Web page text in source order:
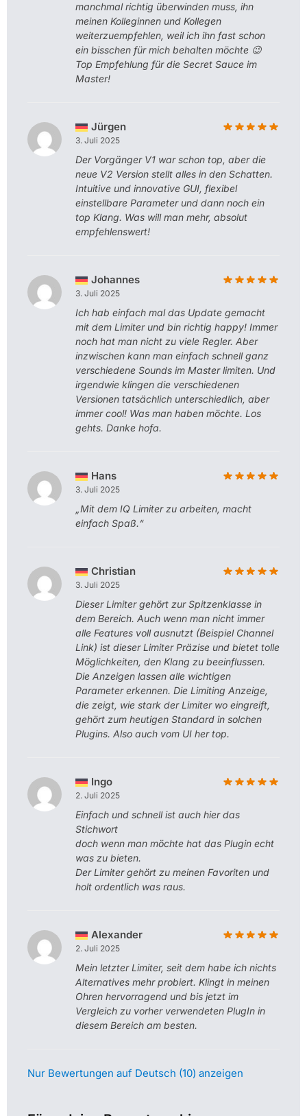
manchmal richtig überwinden muss, ihn
meinen Kolleginnen und Kollegen
weiterzuempfehlen, weil ich ihn fast schon
ein bisschen für mich behalten möchte 😉
Top Empfehlung für die Secret Sauce im
Master!
Jürgen
3. Juli 2025
Der Vorgänger V1 war schon top, aber die
neue V2 Version stellt alles in den Schatten.
Intuitive und innovative GUI, flexibel
einstellbare Parameter und dann noch ein
top Klang. Was will man mehr, absolut
empfehlenswert!
Johannes
3. Juli 2025
Ich hab einfach mal das Update gemacht
mit dem Limiter und bin richtig happy! Immer
noch hat man nicht zu viele Regler. Aber
inzwischen kann man einfach schnell ganz
verschiedene Sounds im Master limiten. Und
irgendwie klingen die verschiedenen
Versionen tatsächlich unterschiedlich, aber
immer cool! Was man haben möchte. Los
gehts. Danke hofa.
Hans
3. Juli 2025
„Mit dem IQ Limiter zu arbeiten, macht
einfach Spaß.“
Christian
3. Juli 2025
Dieser Limiter gehört zur Spitzenklasse in
dem Bereich. Auch wenn man nicht immer
alle Features voll ausnutzt (Beispiel Channel
Link) ist dieser Limiter Präzise und bietet tolle
Möglichkeiten, den Klang zu beeinflussen.
Die Anzeigen lassen alle wichtigen
Parameter erkennen. Die Limiting Anzeige,
die zeigt, wie stark der Limiter wo eingreift,
gehört zum heutigen Standard in solchen
Plugins. Also auch vom UI her top.
Ingo
2. Juli 2025
Einfach und schnell ist auch hier das
Stichwort
doch wenn man möchte hat das Plugin echt
was zu bieten.
Der Limiter gehört zu meinen Favoriten und
holt ordentlich was raus.
Alexander
2. Juli 2025
Mein letzter Limiter, seit dem habe ich nichts
Alternatives mehr probiert. Klingt in meinen
Ohren hervorragend und bis jetzt im
Vergleich zu vorher verwendeten PlugIn in
diesem Bereich am besten.
Nur Bewertungen auf Deutsch (10) anzeigen